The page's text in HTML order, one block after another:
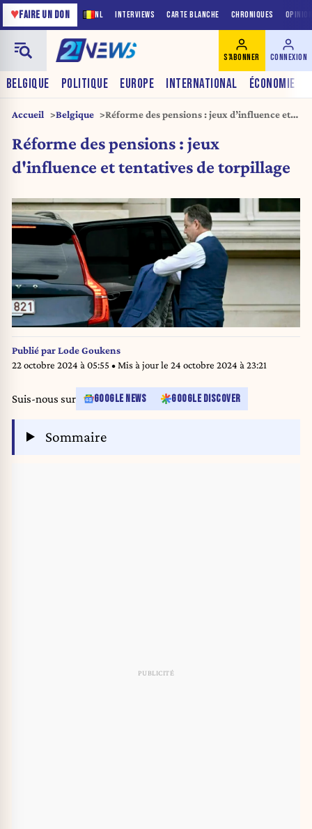
NL INTERVIEWS CARTE BLANCHE CHRONIQUES
♥FAIRE UN DON
BELGIQUE POLITIQUE EUROPE INTERNATIONAL ÉCONOMIE
S'ABONNER CONNEXION
Accueil Belgique
Réforme des pensions : jeux d’influence et
Réforme des pensions : jeux
d'influence et tentatives de torpillage
Publié parLode Goukens
22 octobre 2024 à 05:55 • Mis à jour le 24 octobre 2024 à 23:21
Suis-nous sur GOOGLE NEWS GOOGLE DISCOVER
Sommaire